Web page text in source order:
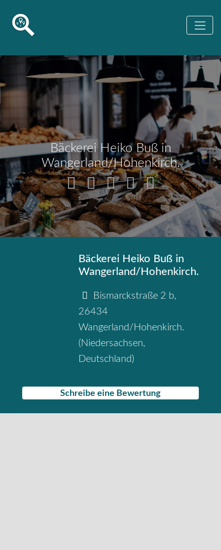
Bäckerei Heiko Buß in
Wangerland/Hohenkirch.
Bäckerei Heiko Buß in
Wangerland/Hohenkirch.
Bismarckstraße 2 b,
26434
Wangerland/Hohenkirch.
( Niedersachsen,
Deutschland)
Schreibe eine Bewertung